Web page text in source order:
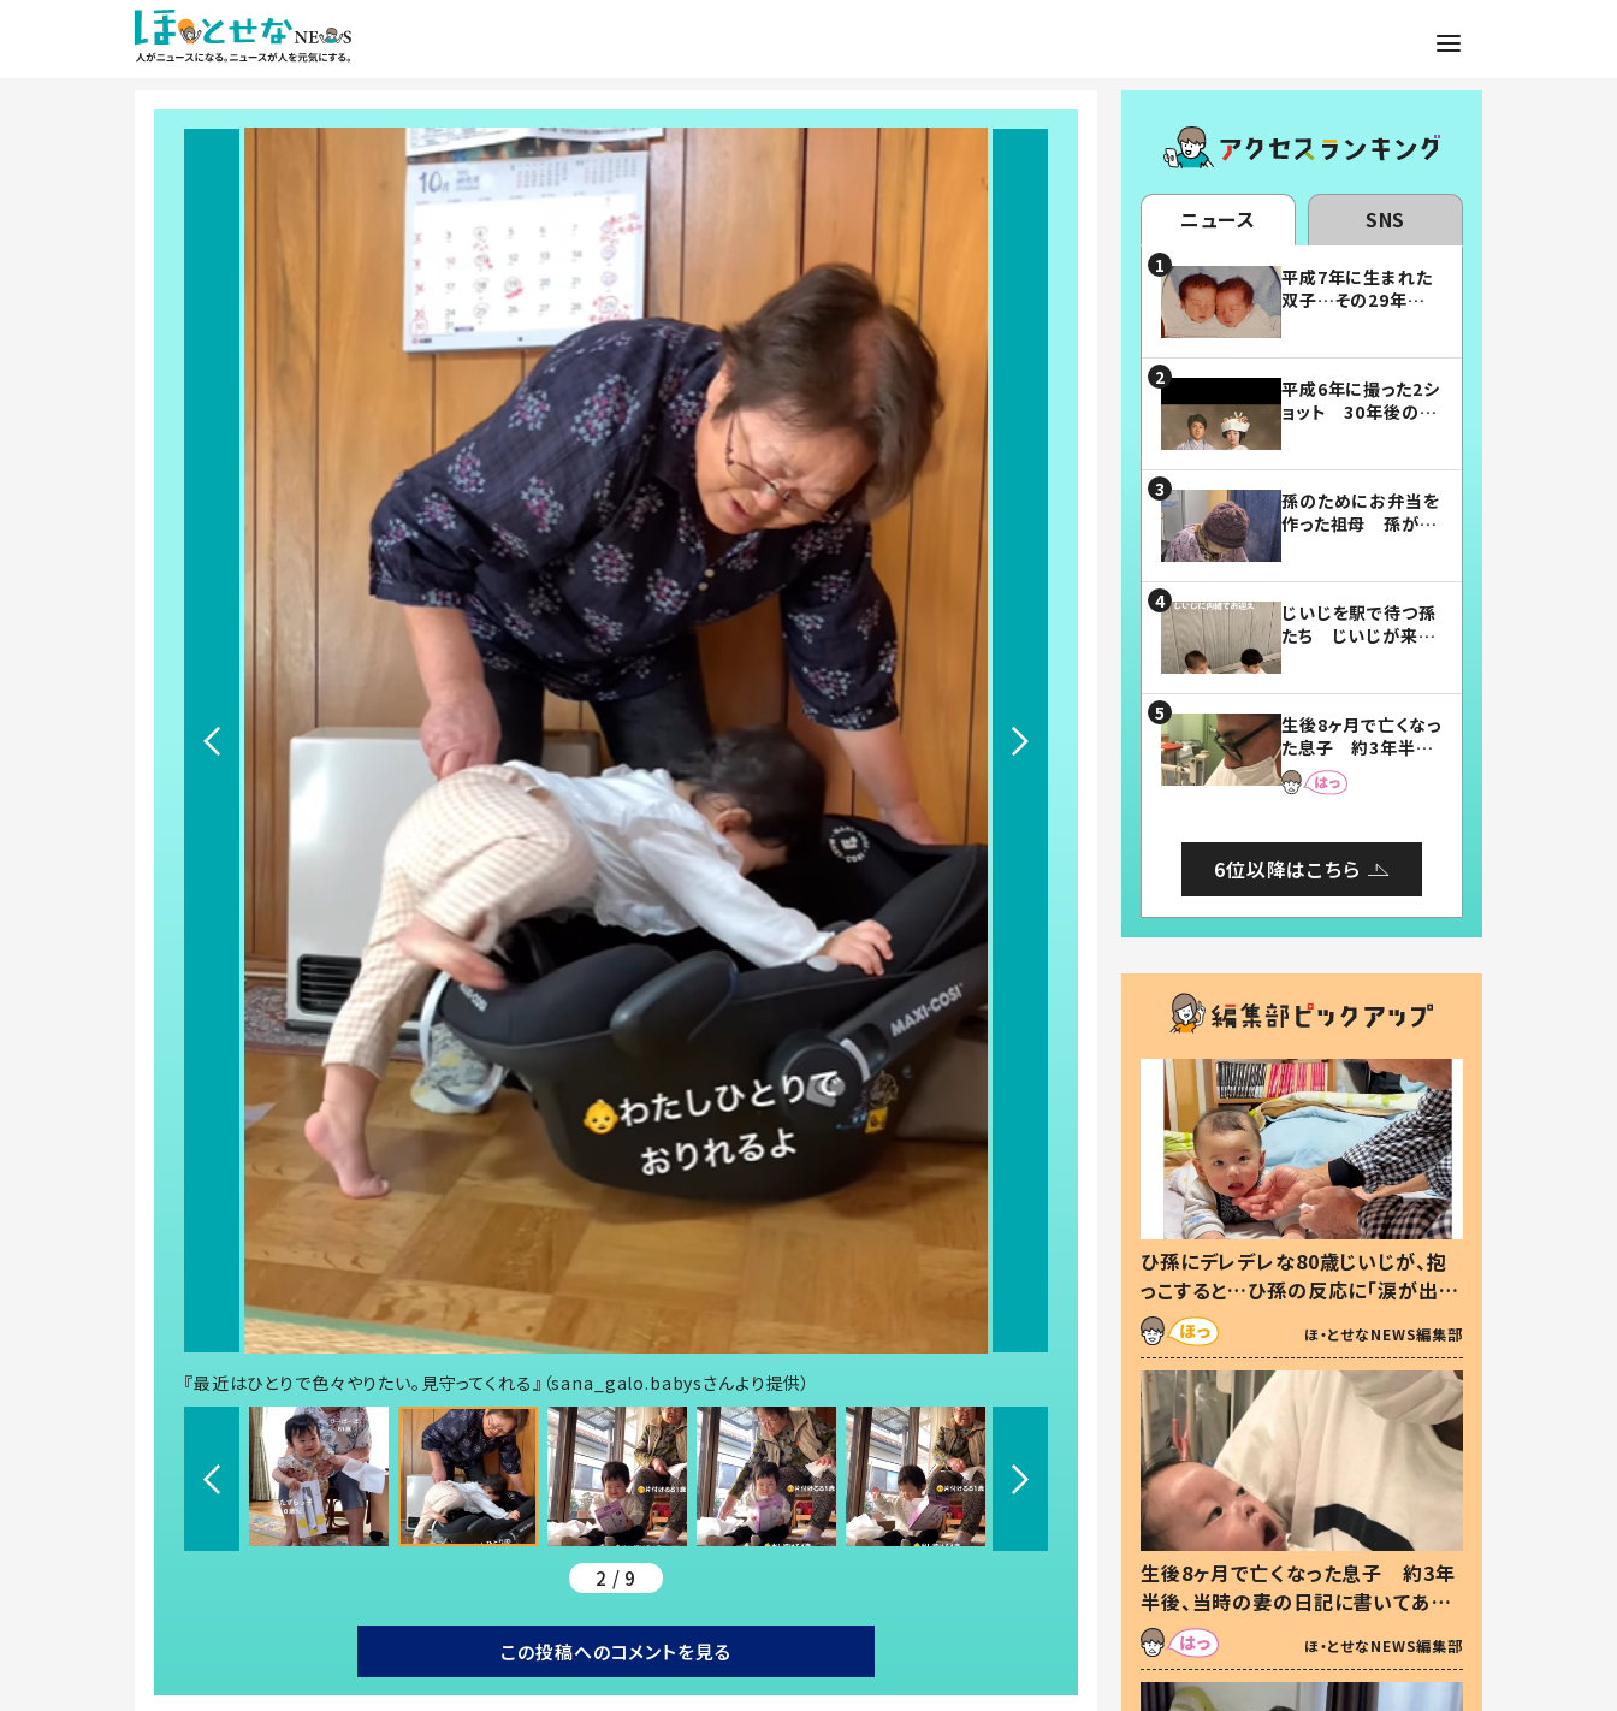
『最近はひとりで色々やりたい。見守ってくれる』（sana_galo.babysさんより提供）
2 / 9
この投稿へのコメントを見る
ニュース SNS
平成7年に生まれた
双子…その29年後
平成6年に撮った2シ
ョット 30年後の姿
孫のためにお弁当を
作った祖母 孫が絶
じいじを駅で待つ孫
たち じいじが来た
まらない」「幸せにな
れる」
生後8ヶ月で亡くなっ
た息子 約3年半
後、当時の妻の日記
に書いてあった本音
6位以降はこちら
ひ孫にデレデレな80歳じいじが、抱
っこすると…ひ孫の反応に「涙が出ま
した」「可愛くて仕方ない」
ほ・とせなNEWS編集部
生後8ヶ月で亡くなった息子 約3年
半後、当時の妻の日記に書いてあっ
た本音とは
ほ・とせなNEWS編集部